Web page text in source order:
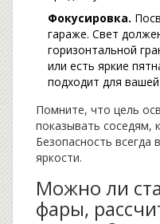
Фокусировка.
гараже. Свет
горизонтальной
или есть яркие
подходит для
Помните, что цель
показывать соседям,
Безопасность всегда
яркости.
Можно ли
фары,